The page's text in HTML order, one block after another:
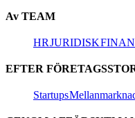
Av TEAM​​
HR​​JURIDISK​​
EFTER
Startups​​